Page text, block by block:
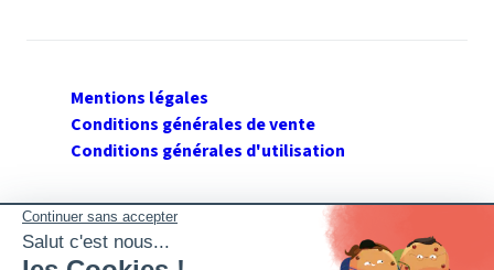
Mentions légales
Conditions générales de vente
Conditions générales d'utilisation